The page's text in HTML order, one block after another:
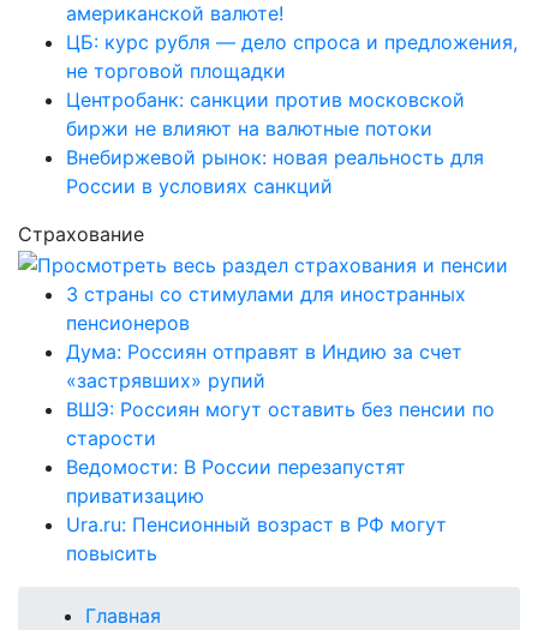
американской валюте!
ЦБ: курс рубля — дело спроса и предложения,
не торговой площадки
Центробанк: санкции против московской
биржи не влияют на валютные потоки
Внебиржевой рынок: новая реальность для
России в условиях санкций
Страхование
3 страны со стимулами для иностранных
пенсионеров
Дума: Россиян отправят в Индию за счет
«застрявших» рупий
ВШЭ: Россиян могут оставить без пенсии по
старости
Ведомости: В России перезапустят
приватизацию
Ura.ru: Пенсионный возраст в РФ могут
повысить
Главная